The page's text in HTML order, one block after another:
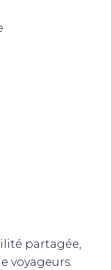
partagée,
voyageurs.